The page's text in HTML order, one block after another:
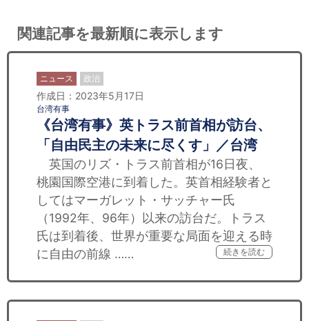
関連記事を最新順に表示します
ニュース 政治
作成日：2023年5月17日
台湾有事
《台湾有事》英トラス前首相が訪台、
「自由民主の未来に尽くす」／台湾
英国のリズ・トラス前首相が16日夜、
桃園国際空港に到着した。英首相経験者と
してはマーガレット・サッチャー氏
（1992年、96年）以来の訪台だ。トラス
氏は到着後、世界が重要な局面を迎える時
に自由の前線 ……
続きを読む